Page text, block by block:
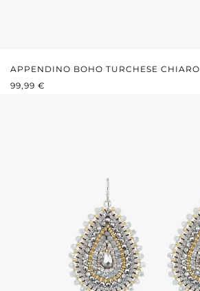
APPENDINO BOHO TURCHESE CHIARO
PREZZO NORMALE:
99,99 €